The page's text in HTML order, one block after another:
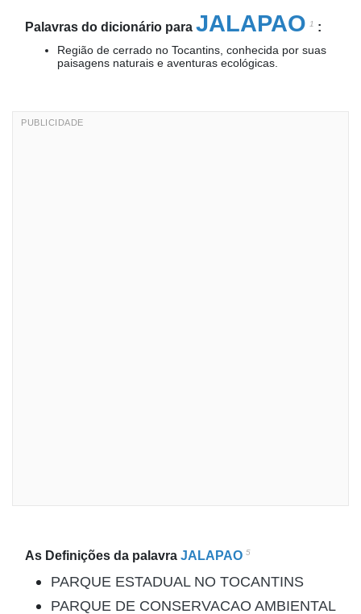
Palavras do dicionário para JALAPAO 1 :
Região de cerrado no Tocantins, conhecida por suas
paisagens naturais e aventuras ecológicas.
As Definições da palavra JALAPAO 5
PARQUE ESTADUAL NO TOCANTINS
PARQUE DE CONSERVACAO AMBIENTAL